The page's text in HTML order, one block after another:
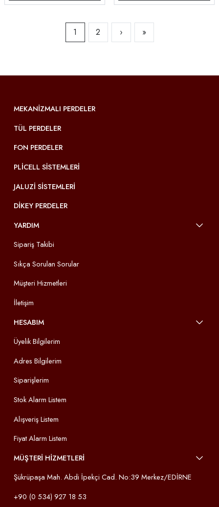
1 2 › »
MEKANIZMALI PERDELER
TÜL PERDELER
FON PERDELER
PLICELL SISTEMLERI
JALUZI SISTEMLERI
DIKEY PERDELER
YARDIM
Sipariş Takibi
Sıkça Sorulan Sorular
Müşteri Hizmetleri
İletişim
HESABIM
Üyelik Bilgilerim
Adres Bilgilerim
Siparişlerim
Stok Alarm Listem
Alışveriş Listem
Fiyat Alarm Listem
MÜŞTERİ HİZMETLERİ
Şükrüpaşa Mah. Abdi İpekçi Cad. No:39 Merkez/EDİRNE
+90 (0 534) 927 18 53